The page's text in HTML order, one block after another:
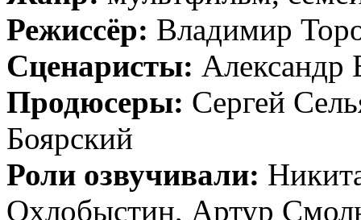
Режиссёр: Владимир
Сценаристы: Александр
Продюсеры: Сергей
Боярский
Роли озвучивали:
Охлобыстин, Артур